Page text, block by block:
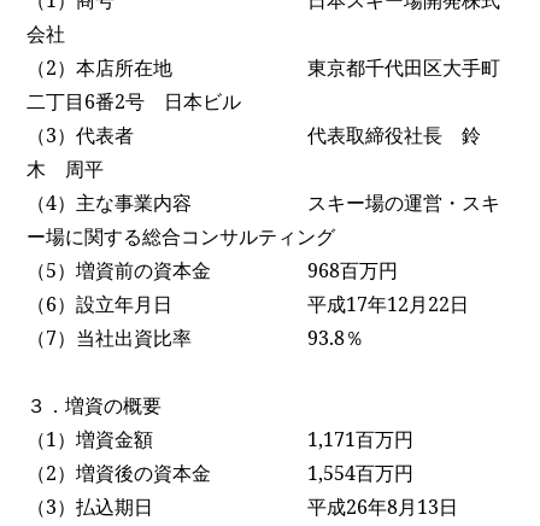
会社
（2）本店所在地 東京都千代田区大手町
二丁目6番2号 日本ビル
（3）代表者 代表取締役社長 鈴
木 周平
（4）主な事業内容 スキー場の運営・スキ
ー場に関する総合コンサルティング
（5）増資前の資本金968百万円
（6）設立年月日 平成17年12月22日
（7）当社出資比率93.8％
３．増資の概要
（1）増資金額 1,171百万円
（2）増資後の資本金 1,554百万円
（3）払込期日 平成26年8月13日